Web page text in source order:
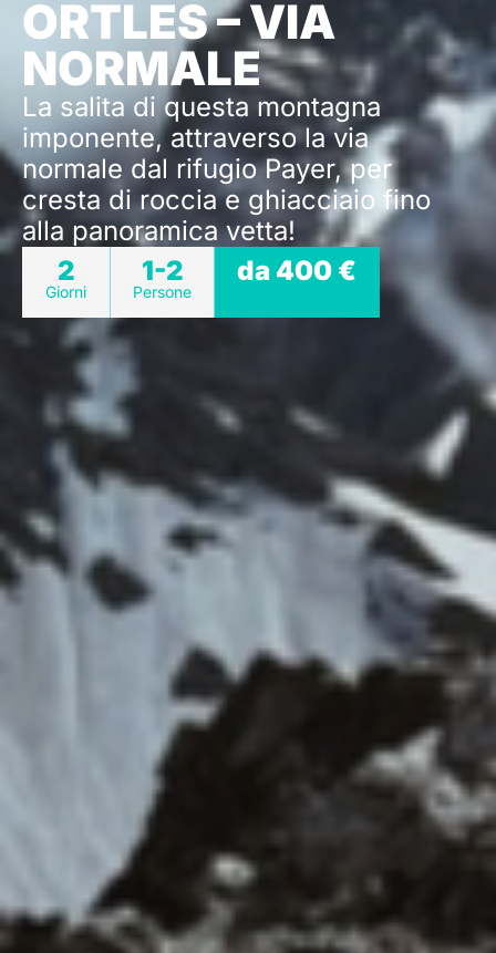
ORTLES – VIA
NORMALE
La salita di questa montagna
imponente, attraverso la via
normale dal rifugio Payer, per
cresta di roccia e ghiacciaio fino
alla panoramica vetta!
2
Giorni
1-2
Persone
da 400 €